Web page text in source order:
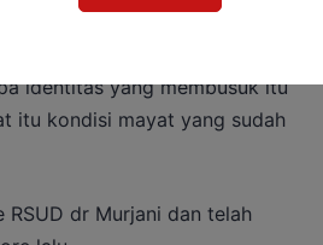
tuturnya.
identitas yang membusuk itu
itu kondisi mayat yang sudah
dr Murjani dan telah